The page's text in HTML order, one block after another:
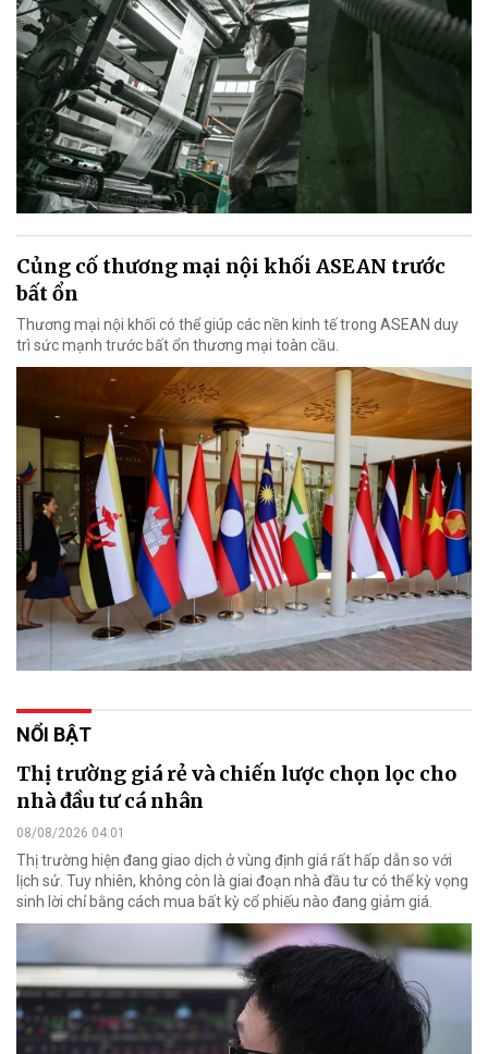
Củng cố thương mại nội khối ASEAN trước
bất ổn
Thương mại nội khối có thể giúp các nền kinh tế trong ASEAN duy
trì sức mạnh trước bất ổn thương mại toàn cầu.
NỔI BẬT
Thị trường giá rẻ và chiến lược chọn lọc cho
nhà đầu tư cá nhân
08/08/2026 04:01
Thị trường hiện đang giao dịch ở vùng định giá rất hấp dẫn so với
lịch sử. Tuy nhiên, không còn là giai đoạn nhà đầu tư có thể kỳ vọng
sinh lời chỉ bằng cách mua bất kỳ cổ phiếu nào đang giảm giá.